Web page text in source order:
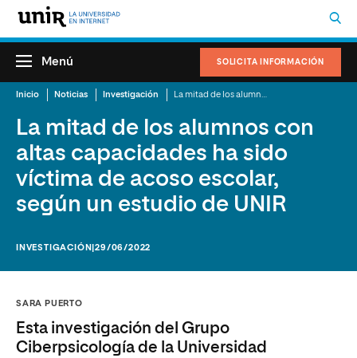
SOLICITA INFORMACIÓN
Menú
Inicio Noticias Investigación
La mitad de los alumnos con
altas capacidades ha sido
víctima de acoso escolar,
según un estudio de UNIR
INVESTIGACIÓN |29/06/2022
SARA PUERTO
Esta investigación del Grupo
Ciberpsicología de la Universidad